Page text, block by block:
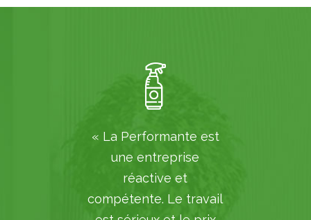
« La Performante est
une entreprise
réactive et
compétente. Le travail